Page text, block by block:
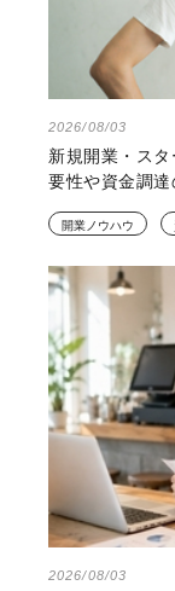
2026/08/03
新規開業・ス
要性や資金調
開業ノウハウ
2026/08/03